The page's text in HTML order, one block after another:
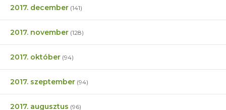
2017. december (141)
2017. november (128)
2017. október (94)
2017. szeptember (94)
2017. augusztus (96)